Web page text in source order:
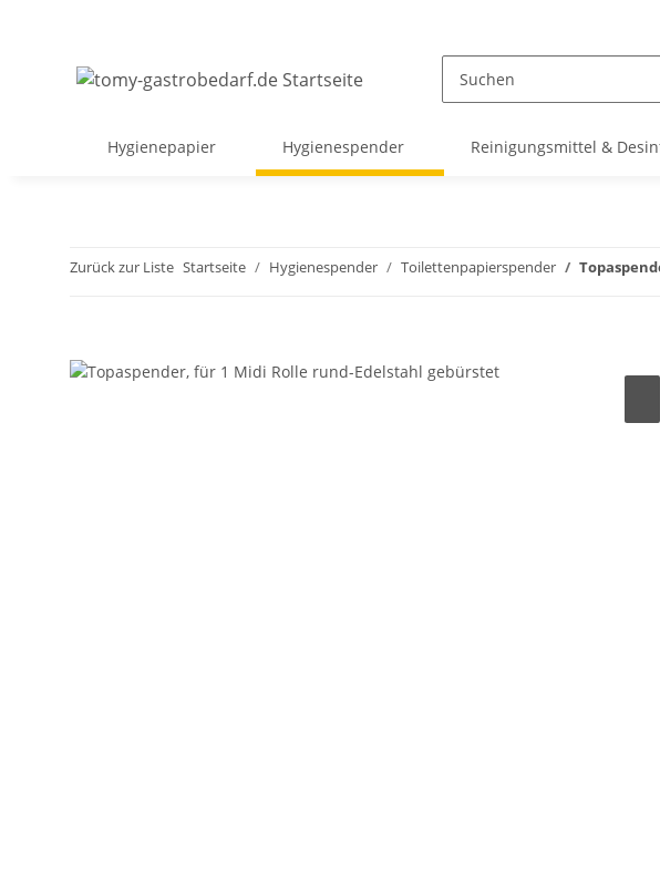
Hygienepapier Hygienespender Reinigungsmittel &
Zurück zur Liste Startseite Hygienespender Toilettenpapierspender